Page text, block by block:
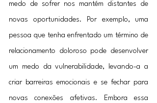
medo de sofrer nos mantém distantes de
novas oportunidades. Por exemplo, uma
pessoa que tenha enfrentado um término de
relacionamento doloroso pode desenvolver
um medo da vulnerabilidade, levando-a a
criar barreiras emocionais e se fechar para
novas conexões afetivas. Embora essa